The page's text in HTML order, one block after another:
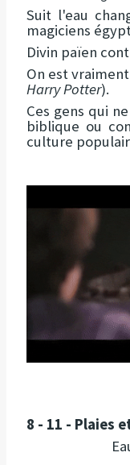
Suit l'eau
magiciens
Divin païen
On est
Harry Potter).
Ces gens qui
biblique ou
culture
8 - 11 - Plaies